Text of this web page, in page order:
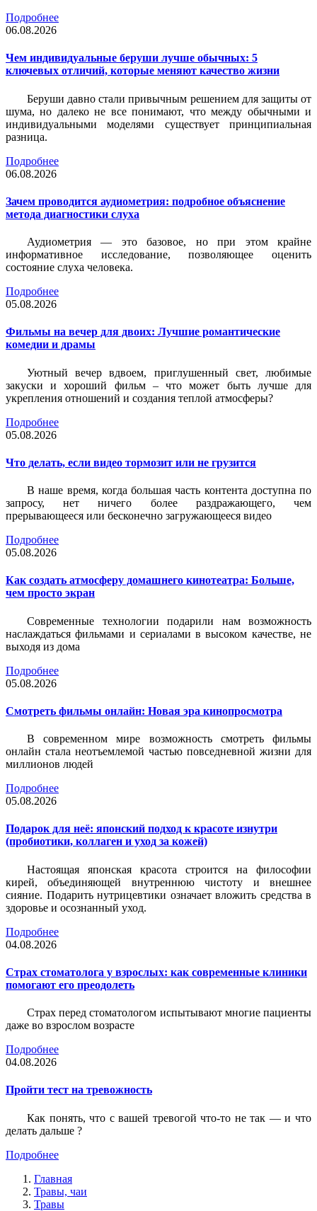
Подробнее
06.08.2026
Чем индивидуальные беруши лучше обычных: 5
ключевых отличий, которые меняют качество жизни
Беруши давно стали привычным решением для защиты от
шума, но далеко не все понимают, что между обычными и
индивидуальными моделями существует принципиальная
разница.
Подробнее
06.08.2026
Зачем проводится аудиометрия: подробное объяснение
метода диагностики слуха
Аудиометрия — это базовое, но при этом крайне
информативное исследование, позволяющее оценить
состояние слуха человека.
Подробнее
05.08.2026
Фильмы на вечер для двоих: Лучшие романтические
комедии и драмы
Уютный вечер вдвоем, приглушенный свет, любимые
закуски и хороший фильм – что может быть лучше для
укрепления отношений и создания теплой атмосферы?
Подробнее
05.08.2026
Что делать, если видео тормозит или не грузится
В наше время, когда большая часть контента доступна по
запросу, нет ничего более раздражающего, чем
прерывающееся или бесконечно загружающееся видео
Подробнее
05.08.2026
Как создать атмосферу домашнего кинотеатра: Больше,
чем просто экран
Современные технологии подарили нам возможность
наслаждаться фильмами и сериалами в высоком качестве, не
выходя из дома
Подробнее
05.08.2026
Смотреть фильмы онлайн: Новая эра кинопросмотра
В современном мире возможность смотреть фильмы
онлайн стала неотъемлемой частью повседневной жизни для
миллионов людей
Подробнее
05.08.2026
Подарок для неё: японский подход к красоте изнутри
(пробиотики, коллаген и уход за кожей)
Настоящая японская красота строится на философии
кирей, объединяющей внутреннюю чистоту и внешнее
сияние. Подарить нутрицевтики означает вложить средства в
здоровье и осознанный уход.
Подробнее
04.08.2026
Страх стоматолога у взрослых: как современные клиники
помогают его преодолеть
Страх перед стоматологом испытывают многие пациенты
даже во взрослом возрасте
Подробнее
04.08.2026
Пройти тест на тревожность
Как понять, что с вашей тревогой что-то не так — и что
делать дальше ?
Подробнее
Главная
Травы, чаи
Травы